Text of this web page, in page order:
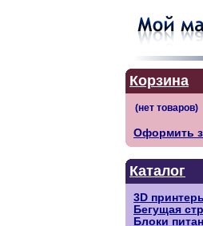
Корзина
Оформить
Каталог
3D
Бегущая
Блоки